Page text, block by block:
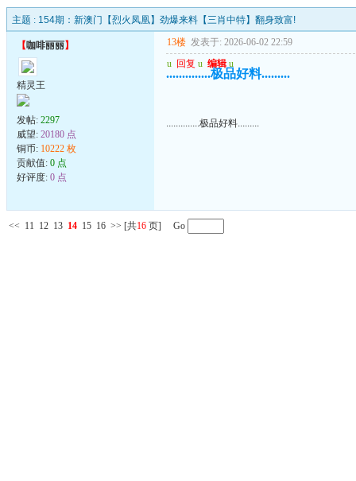
主题 : 154期：新澳门【烈火凤凰】劲爆来料【三肖中特】翻身致富!
【咖啡丽丽】
精灵王
发帖: 2297
威望: 20180 点
铜币: 10222 枚
贡献值: 0 点
好评度: 0 点
13楼 发表于: 2026-06-02 22:59
u 回复 u 编辑 u
..............极品好料.........
..............极品好料.........
<< 11 12 13 14 15 16 >> [共16 页] Go